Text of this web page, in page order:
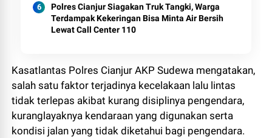
Polres Cianjur Siagakan Truk Tangki, Warga
Terdampak Kekeringan Bisa Minta Air Bersih
Lewat Call Center 110
Kasatlantas Polres Cianjur AKP Sudewa mengatakan,
salah satu faktor terjadinya kecelakaan lalu lintas
tidak terlepas akibat kurang disiplinya pengendara,
kuranglayaknya kendaraan yang digunakan serta
kondisi jalan yang tidak diketahui bagi pengendara.